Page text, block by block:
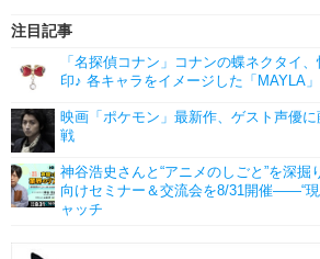
注目記事
「名探偵コナン」コナンの蝶ネクタイ、
印♪ 各キャラをイメージした「MAYLA
映画「ポケモン」最新作、ゲスト声優
戦
神谷浩史さんと“アニメのしごと”を深
向けセミナー＆交流会を8/31開催――“
ャッチ